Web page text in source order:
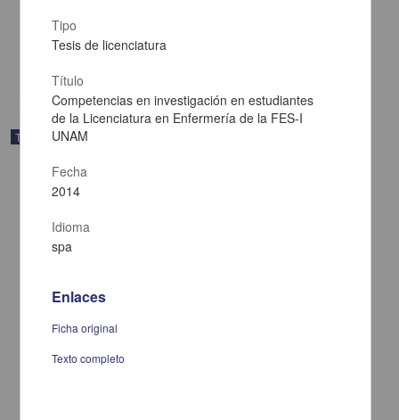
Medicina y Ciencias de la Salud
Trabajo de grado
Tipo
Tesis de licenciatura
Título
Competencias en investigación en estudiantes
de la Licenciatura en Enfermería de la FES-I
UNAM
Fecha
2014
Idioma
spa
Enlaces
Ficha original
Texto completo